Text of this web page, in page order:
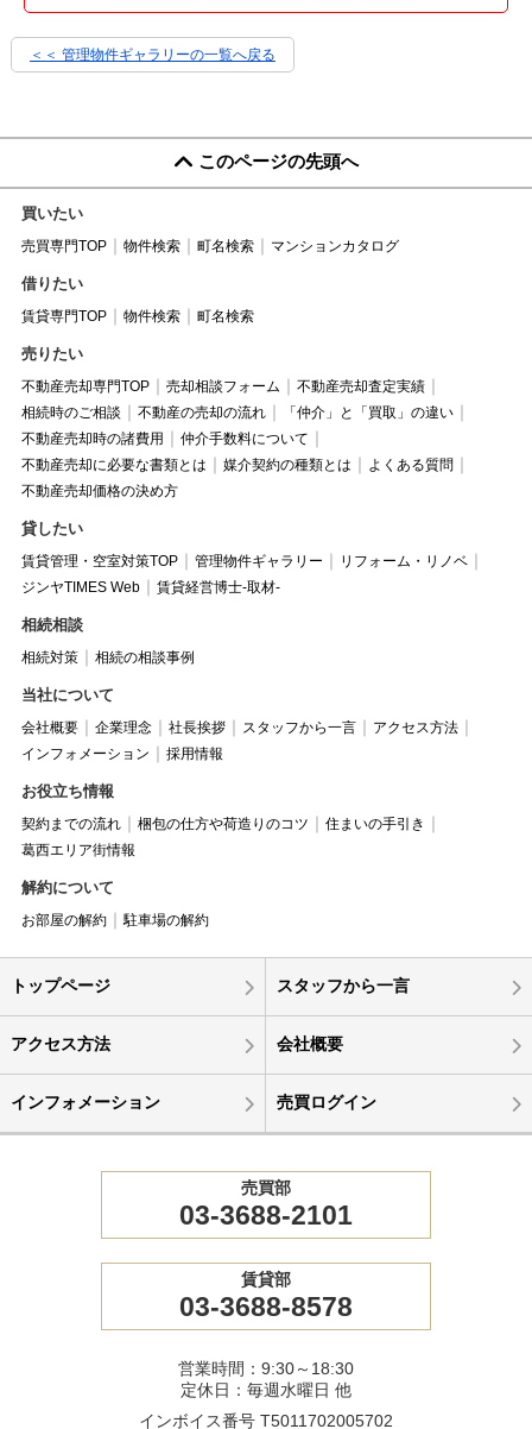
＜＜ 管理物件ギャラリーの一覧へ戻る
このページの先頭へ
買いたい
売買専門TOP 物件検索 町名検索 マンションカタログ
借りたい
賃貸専門TOP 物件検索 町名検索
売りたい
不動産売却専門TOP 売却相談フォーム
不動産売却査定実績
相続時のご相談
不動産の売却の流れ
「仲介」と「買取」の違い
不動産売却時の諸費用
仲介手数料について
不動産売却に必要な書類とは
媒介契約の種類とは
よくある質問
不動産売却価格の決め方
貸したい
賃貸管理・空室対策TOP 管理物件ギャラリー
リフォーム・リノベ
ジンヤTIMES Web
賃貸経営博士-取材-
相続相談
相続対策 相続の相談事例
当社について
会社概要 企業理念 社長挨拶 スタッフから一言
アクセス方法
インフォメーション
採用情報
お役立ち情報
契約までの流れ 梱包の仕方や荷造りのコツ
住まいの手引き
葛西エリア街情報
解約について
お部屋の解約 駐車場の解約
トップページ スタッフから一言
アクセス方法 会社概要
インフォメーション 売買ログイン
売買部
03-3688-2101
賃貸部
03-3688-8578
営業時間：9:30～18:30
定休日：毎週水曜日 他
インボイス番号 T5011702005702